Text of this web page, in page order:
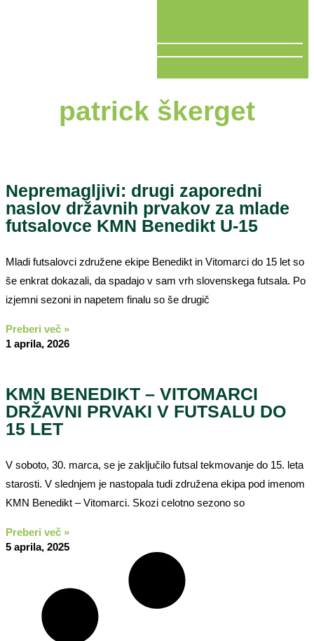
patrick škerget
Nepremagljivi: drugi zaporedni
naslov državnih prvakov za mlade
futsalovce KMN Benedikt U-15
Mladi futsalovci združene ekipe Benedikt in Vitomarci do 15 let so
še enkrat dokazali, da spadajo v sam vrh slovenskega futsala. Po
izjemni sezoni in napetem finalu so še drugič
Preberi več »
1 aprila, 2026
KMN BENEDIKT – VITOMARCI
DRŽAVNI PRVAKI V FUTSALU DO
15 LET
V soboto, 30. marca, se je zaključilo futsal tekmovanje do 15. leta
starosti. V slednjem je nastopala tudi združena ekipa pod imenom
KMN Benedikt – Vitomarci. Skozi celotno sezono so
Preberi več »
5 aprila, 2025